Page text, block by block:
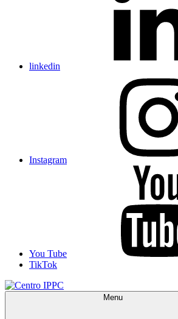
linkedin
Instagram
You Tube
TikTok
Menu